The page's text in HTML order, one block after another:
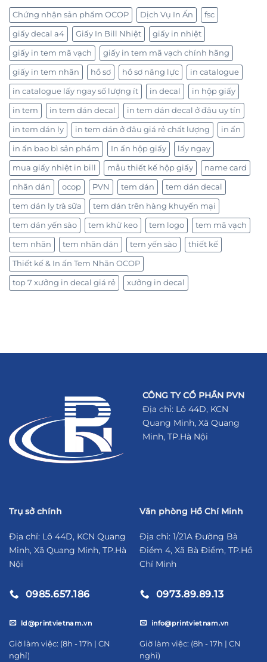
Chứng nhận sản phẩm OCOP Dịch Vụ In Ấn fsc
giấy decal a4 Giấy In Bill Nhiệt giấy in nhiệt
giấy in tem mã vạch giấy in tem mã vạch chính hãng
giấy in tem nhãn hồ sơ hồ sơ năng lực in catalogue
in catalogue lấy ngay số lượng ít in decal in hộp giấy
in tem in tem dán decal in tem dán decal ở đâu uy tín
in tem dán ly in tem dán ở đâu giá rẻ chất lượng in ấn
in ấn bao bì sản phẩm In ấn hộp giấy lấy ngay
mua giấy nhiệt in bill mẫu thiết kế hộp giấy name card
nhãn dán ocop PVN tem dán tem dán decal
tem dán ly trà sữa tem dán trên hàng khuyến mại
tem dán yến sào tem khử keo tem logo tem mã vạch
tem nhãn tem nhãn dán tem yến sào thiết kế
Thiết kế & In ấn Tem Nhãn OCOP
top 7 xưởng in decal giá rẻ xưởng in decal
CÔNG TY CỔ PHẦN PVN
Địa chỉ: Lô 44D, KCN
Quang Minh, Xã Quang
Minh, TP.Hà Nội
Trụ sở chính
Địa chỉ: Lô 44D, KCN Quang
Minh, Xã Quang Minh, TP.Hà
Nội
0985.657.186
ld@printvietnam.vn
​Giờ làm việc: (8h - 17h | CN
nghỉ)
Văn phòng Hồ Chí Minh
Địa chỉ: 1/21A Đường Bà
Điểm 4, Xã Bà Điểm, TP.Hồ
Chí Minh
0973.89.89.13
info@printvietnam.vn
​Giờ làm việc: (8h - 17h | CN
nghỉ)